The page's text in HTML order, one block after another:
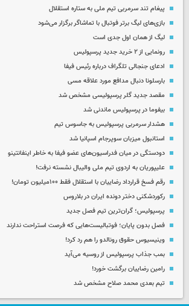
پیغام تند سرمربی تیم ملی به ستاره استقلال
بازی‌های لیگ برتر فوتبال با تماشاگر برگزار می‌شود
لیگ از همان اول جدی است
رونمایی از ۲ خرید جدید پرسپولیس
ادعای جنجالی تلگراف درباره رئیس فیفا
بارسلونا دنبال مدافع مورد علاقه مسی
مقصد جدید گلر پرسپولیسی مشخص شد
بیفوما در پرسپولیس ماندنی شد
هشدار سرمربی پرسپولیس به جاسوس تیم
استانبول میزبان سوپرجام اسپانیا شد
دودستگی در میان فدراسیون‌های عضو فیفا به خاطر اینفانتینو
علیپوریان به اردوی تیم ملی والیبال نشسته نرفت!
رقم فسخ قرارداد رضاییان با استقلال فقط ۱۰۰میلیون تومان!
رکوردشکنی دختر دونده ایران در بلاروس
پرسپولیس؛ گران‌ترین تیم فصل جدید
فصل بدون پایان؛ فوتبالیست‌هایی که فرصت استراحت ندارند
وینیسیوس حقوق رونالدو را هم رد کرد!
بمب جذاب پرسپولیس از روسیه می‌آید
رامین رضاییان برگشت خورد!
تیم بعدی محمد صلاح مشخص شد